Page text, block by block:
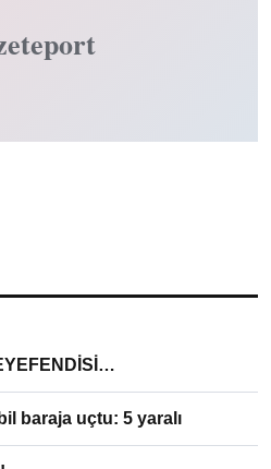
baraja uçtu: 5 yaralı